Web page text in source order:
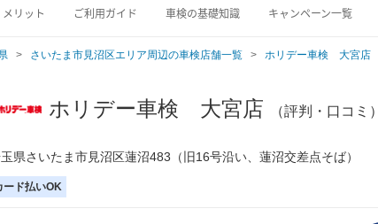
メリット ご利用ガイド 車検の基礎知識 キャンペーン一覧
さいたま市見沼区エリア周辺の車検店舗一覧 ホリデー車検 大宮店
ホリデー車検 大宮店 （評判・口コミ）
県さいたま市見沼区蓮沼483（旧16号沿い、蓮沼交差点そば）
ード払いOK